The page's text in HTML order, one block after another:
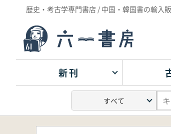
歴史・考古学専門書店 / 中国・韓国書の輸入
新刊